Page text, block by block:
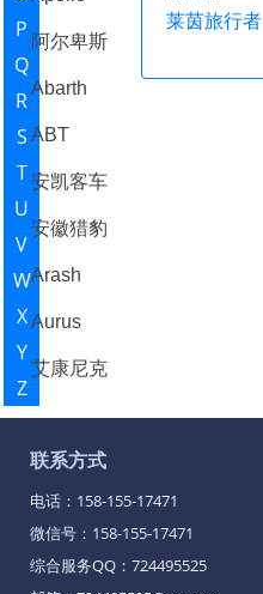
P
Q
R
S
T
U
V
W
X
Y
Z
阿尔卑斯
Abarth
ABT
安凯客车
安徽猎豹
Arash
Aurus
艾康尼克
Agile
APEX
ATS
莱茵旅行者
联系方式
电话： 158-155-17471
微信号：158-155-17471
综合服务QQ： 724495525